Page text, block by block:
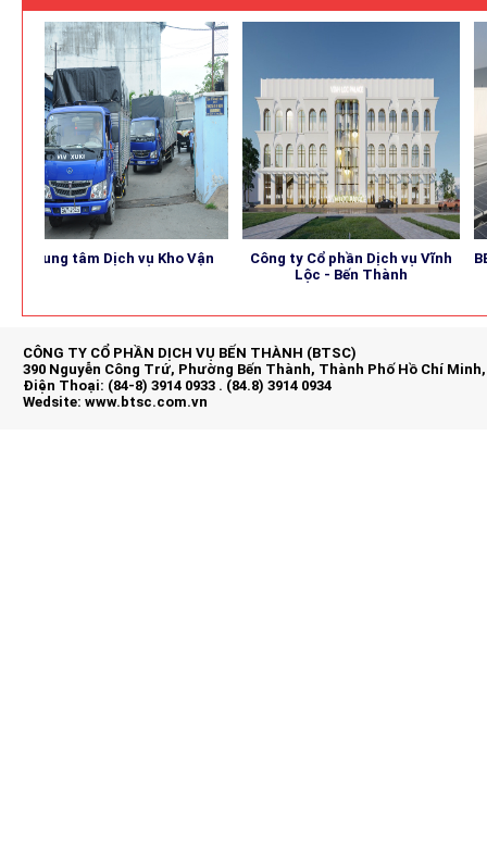
tâm Dịch vụ Kho Vận
Công ty Cổ phần Dịch vụ Vĩnh
Lộc - Bến Thành
CÔNG TY CỔ PHẦN DỊCH VỤ BẾN THÀNH (BTSC)
390 Nguyễn Công Trứ, Phường Bến Thành, Thành Phố Hồ Chí
Điện Thoại: (84-8) 3914 0933 . (84.8) 3914 0934
Wedsite: www.btsc.com.vn